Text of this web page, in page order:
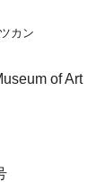
カン
of Art